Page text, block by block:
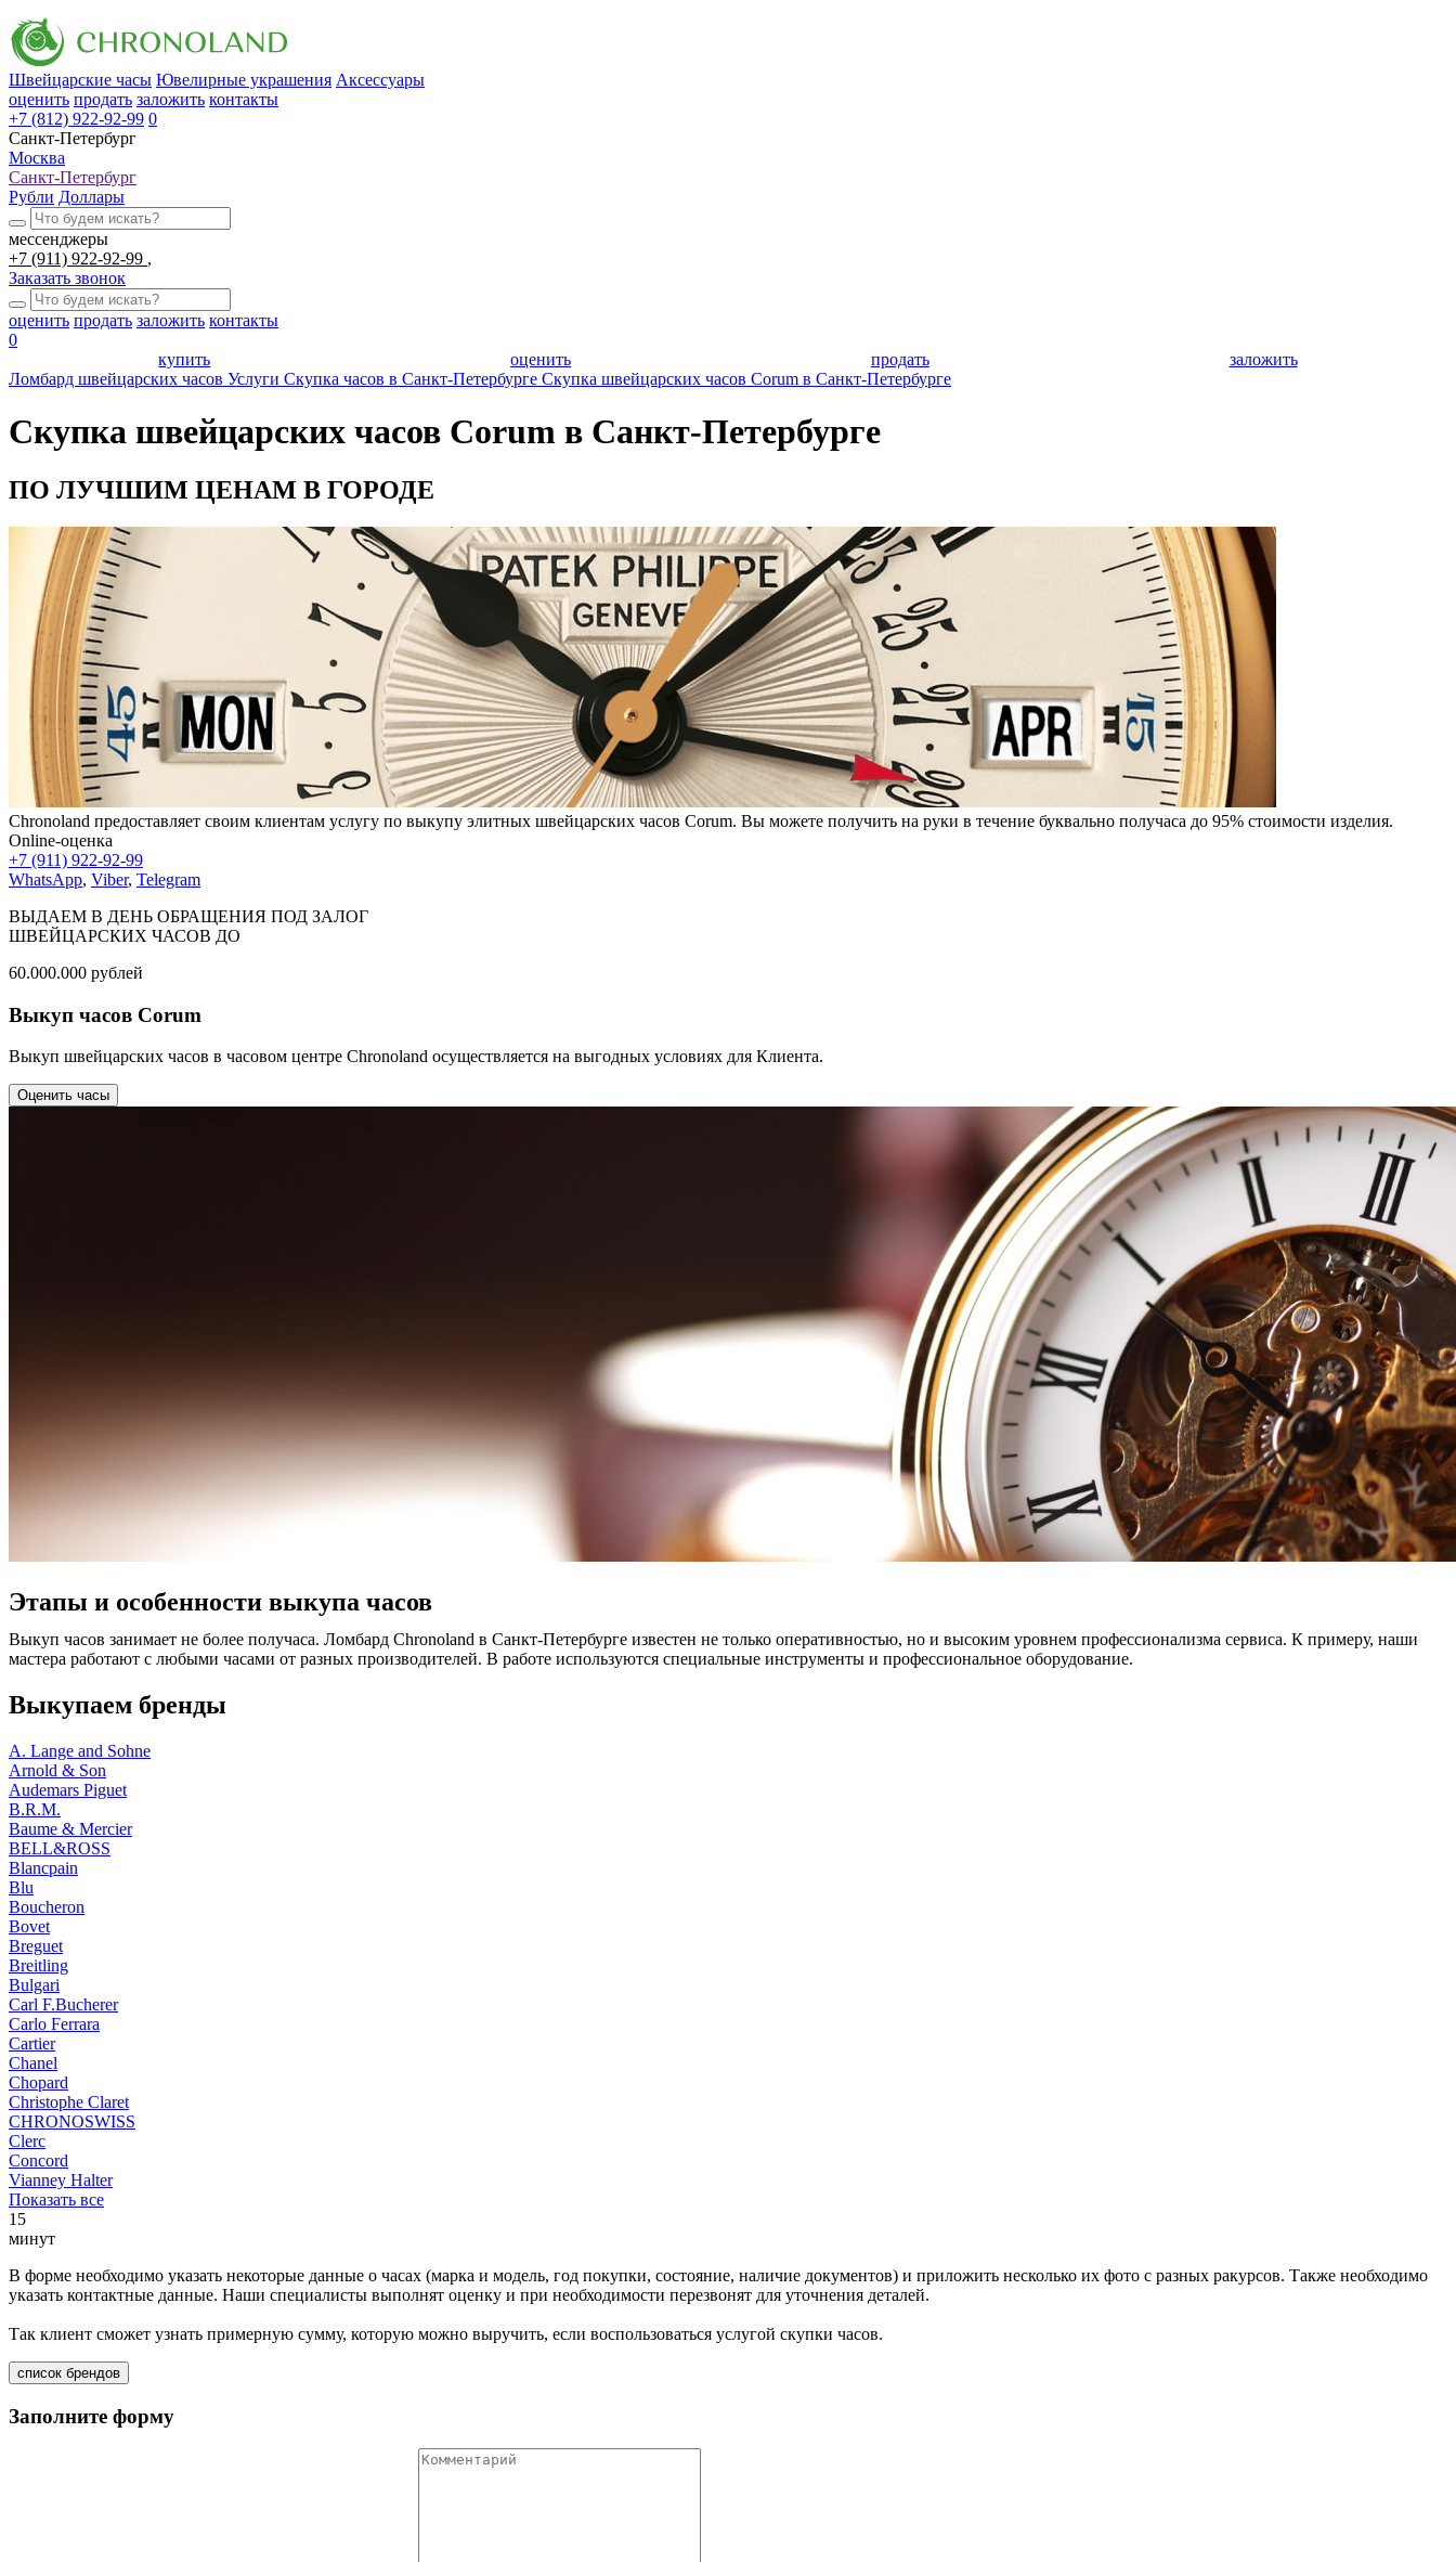
Швейцарские часы Ювелирные украшения Аксессуары
оценить продать заложить контакты
+7 (812) 922-92-99 0
Санкт-Петербург
Москва
Санкт-Петербург
Рубли Доллары
мессенджеры
+7 (911) 922-92-99
Заказать звонок
оценить продать заложить контакты
0
купить
оценить продать
заложить
Ломбард швейцарских часов Услуги Скупка часов в Санкт-Петербурге Скупка швейцарских часов Corum в Санкт-Петербурге
Скупка швейцарских часов Corum в Санкт-Петербурге
ПО ЛУЧШИМ ЦЕНАМ В ГОРОДЕ
Chronoland предоставляет своим клиентам услугу по выкупу элитных швейцарских часов Corum. Вы можете получить на руки в течение буквально получаса до 95% стоимости изделия.
Online-оценка
+7 (911) 922-92-99
WhatsApp, Viber, Telegram
ВЫДАЕМ В ДЕНЬ ОБРАЩЕНИЯ ПОД ЗАЛОГ
ШВЕЙЦАРСКИХ ЧАСОВ ДО
60.000.000 рублей
Выкуп часов Corum
Выкуп швейцарских часов в часовом центре Chronoland осуществляется на выгодных условиях для Клиента.
Оценить часы
Этапы и особенности выкупа часов
Выкуп часов занимает не более получаса. Ломбард Chronoland в Санкт-Петербурге известен не только оперативностью, но и высоким уровнем профессионализма сервиса. К примеру, наши
мастера работают с любыми часами от разных производителей. В работе используются специальные инструменты и профессиональное оборудование.
Выкупаем бренды
A. Lange and Sohne
Arnold & Son
Audemars Piguet
B.R.M.
Baume & Mercier
BELL&ROSS
Blancpain
Blu
Boucheron
Bovet
Breguet
Breitling
Bulgari
Carl F.Bucherer
Carlo Ferrara
Cartier
Chanel
Chopard
Christophe Claret
CHRONOSWISS
Clerc
Concord
Vianney Halter
Показать все
15
минут
В форме необходимо указать некоторые данные о часах (марка и модель, год покупки, состояние, наличие документов) и приложить несколько их фото с разных ракурсов. Также необходимо
указать контактные данные. Наши специалисты выполнят оценку и при необходимости перезвонят для уточнения деталей.
Так клиент сможет узнать примерную сумму, которую можно выручить, если воспользоваться услугой скупки часов.
список брендов
Заполните форму